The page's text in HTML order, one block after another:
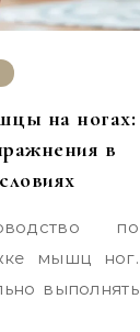
на ногах:
в
мышц ног.
выполнять